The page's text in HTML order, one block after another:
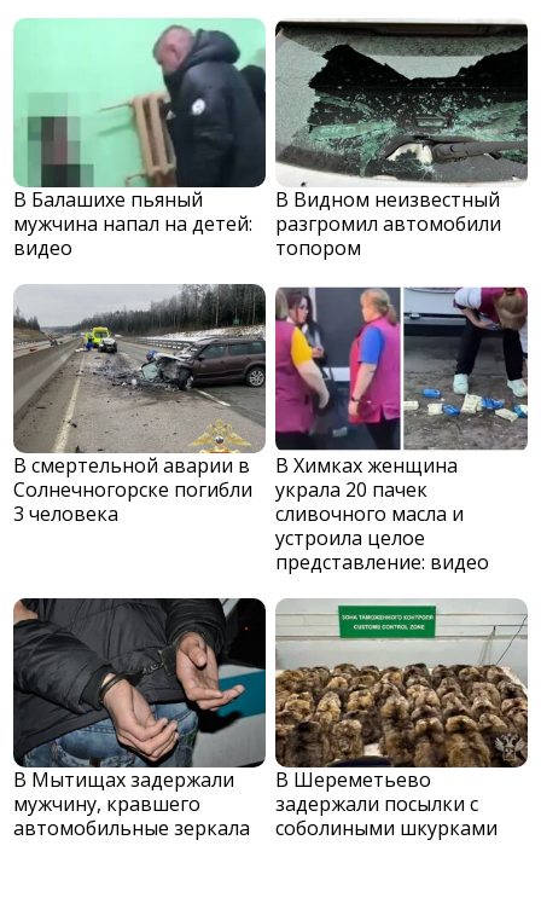
В Балашихе пьяный
мужчина напал на детей:
видео
В Видном неизвестный
разгромил автомобили
топором
В смертельной аварии в
Солнечногорске погибли
3 человека
В Химках женщина
украла 20 пачек
сливочного масла и
устроила целое
представление: видео
В Мытищах задержали
мужчину, кравшего
автомобильные зеркала
В Шереметьево
задержали посылки с
соболиными шкурками